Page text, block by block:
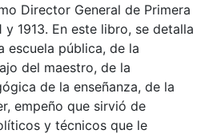
Director General de Primera
y 1913. En este libro, se detalla
escuela pública, de la
del maestro, de la
de la enseñanza, de la
empeño que sirvió de
y técnicos que le